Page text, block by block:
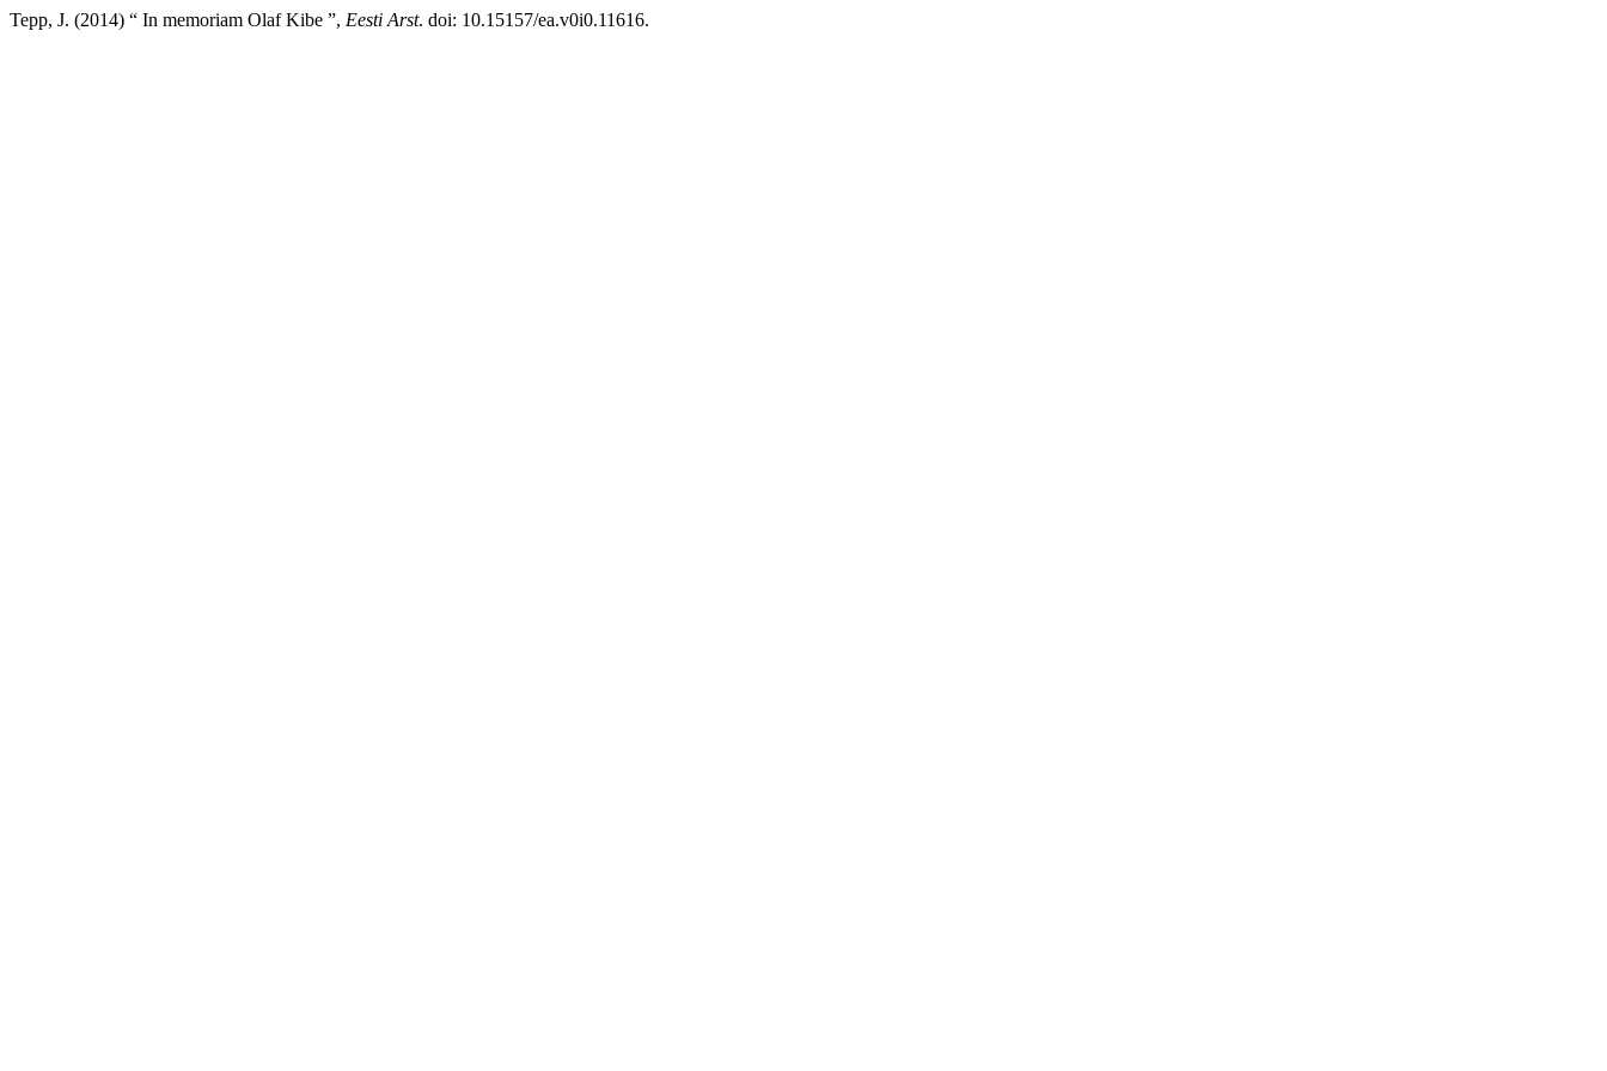
Tepp, J. (2014) “ In memoriam Olaf Kibe ”, Eesti Arst. doi: 10.15157/ea.v0i0.11616.